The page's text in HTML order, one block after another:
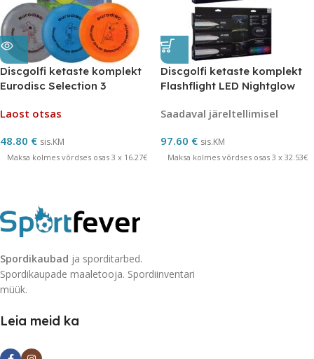
Discgolfi ketaste komplekt
Eurodisc Selection 3
Laost otsas
48.80 € sis.KM
Maksa kolmes võrdses osas 3 x 16.27€
Discgolfi ketaste komplekt
Flashflight LED Nightglow
Saadaval järeltellimisel
97.60 € sis.KM
Maksa kolmes võrdses osas 3 x 32.53€
Spordikaubad ja sporditarbed.
Spordikaupade maaletooja. Spordiinventari
müük.
Leia meid ka